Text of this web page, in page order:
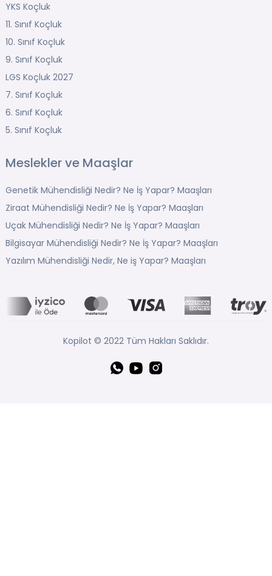
YKS Koçluk
11. Sınıf Koçluk
10. Sınıf Koçluk
9. Sınıf Koçluk
LGS Koçluk 2027
7. Sınıf Koçluk
6. Sınıf Koçluk
5. Sınıf Koçluk
Meslekler ve Maaşlar
Genetik Mühendisliği Nedir? Ne İş Yapar? Maaşları
Ziraat Mühendisliği Nedir? Ne İş Yapar? Maaşları
Uçak Mühendisliği Nedir? Ne İş Yapar? Maaşları
Bilgisayar Mühendisliği Nedir? Ne İş Yapar? Maaşları
Yazılım Mühendisliği Nedir, Ne iş Yapar? Maaşları
Kopilot © 2022 Tüm Hakları Saklıdır.
Whatsapp
YouTubeInstagram